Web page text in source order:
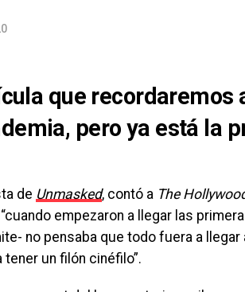
que recordaremos
pero ya está la
de Unmasked, contó a The
empezaron a llegar las
no pensaba que todo fuera a llegar
un filón cinéfilo”.